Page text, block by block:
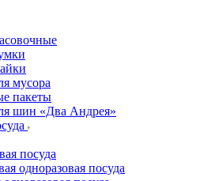
мусора
пакеты
шин «Два Андрея»
посуда
одноразовая посуда